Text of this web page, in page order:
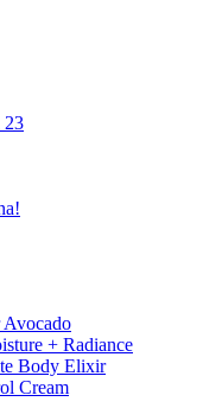
23
Avocado
+ Radiance
Body Elixir
Cream